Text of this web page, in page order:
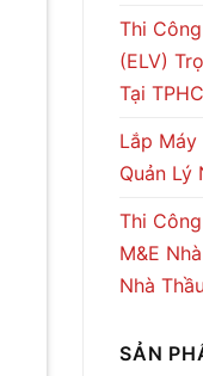
Thi
(ELV)
Tại
Lắp
Quản Lý
Thi
M&E
Nhà
SẢN